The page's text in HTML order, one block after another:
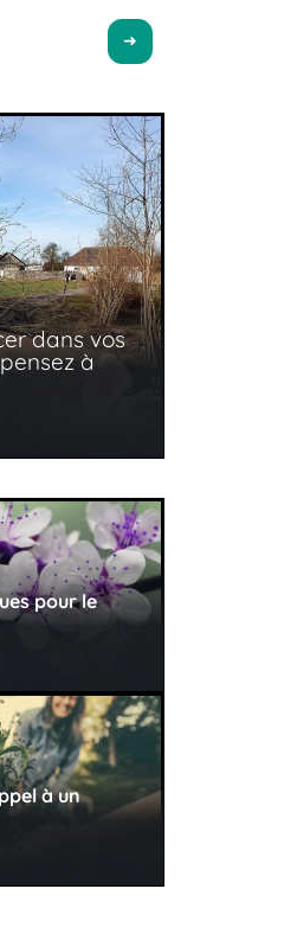
dans vos
à
pour le
à un